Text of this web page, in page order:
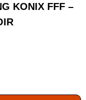
KONIX FFF –